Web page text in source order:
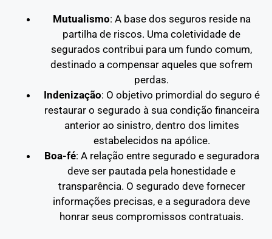
Mutualismo: A base dos seguros reside na
partilha de riscos. Uma coletividade de
segurados contribui para um fundo comum,
destinado a compensar aqueles que sofrem
perdas.
Indenização: O objetivo primordial do seguro é
restaurar o segurado à sua condição financeira
anterior ao sinistro, dentro dos limites
estabelecidos na apólice.
Boa-fé: A relação entre segurado e seguradora
deve ser pautada pela honestidade e
transparência. O segurado deve fornecer
informações precisas, e a seguradora deve
honrar seus compromissos contratuais.